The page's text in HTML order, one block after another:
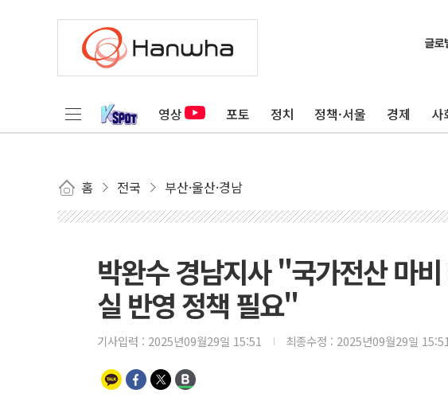
영상 포토 정치 정책·서울 경제 사
홈 전국 부산·울산·경남
박완수 경남지사 "국가전산 마
실 반영 정책 필요"
기사입력 : 2025년09월29일 15:51 최종수정 : 2025년09월29일 15:51